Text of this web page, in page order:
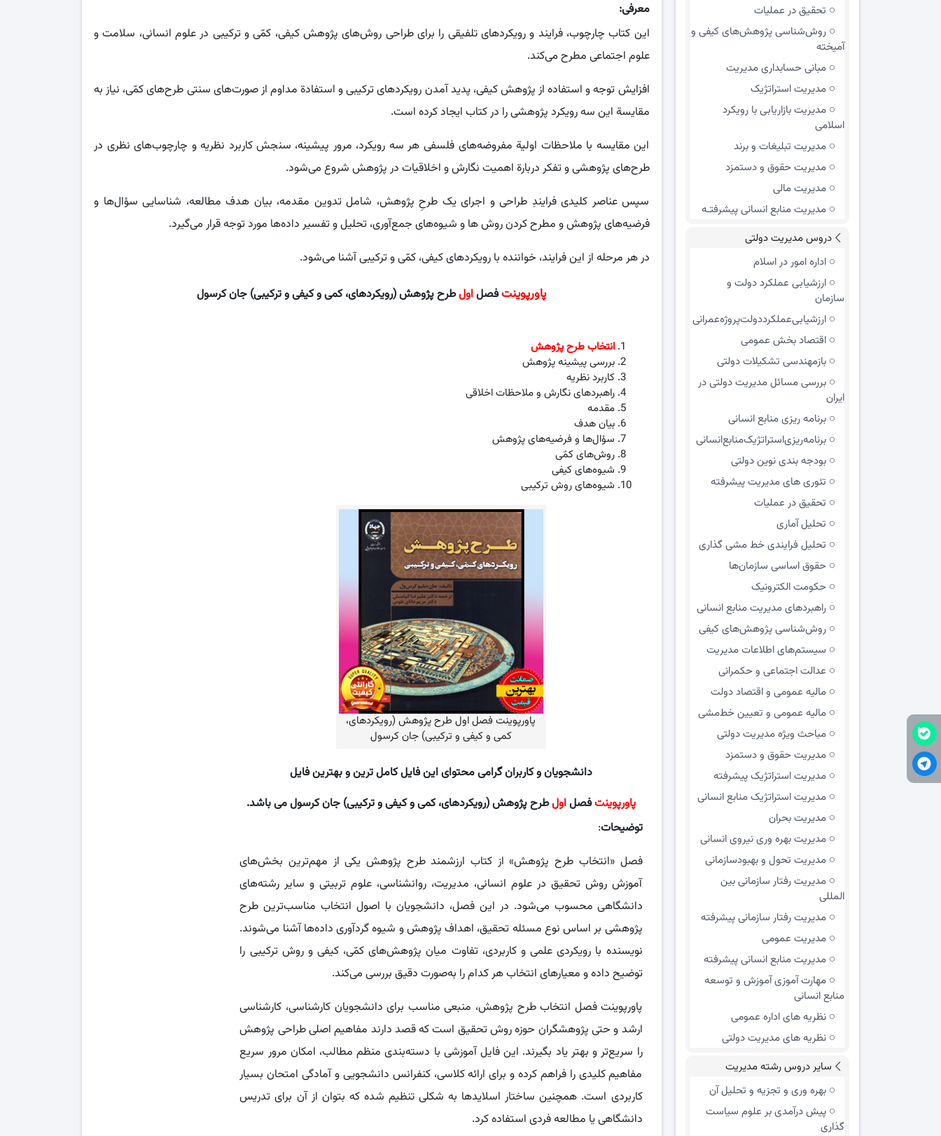
معرفی:
این کتاب چارچوب، فرایند و رویکردهای تلفیقی را برای طراحی روش‌های پژوهش کیفی، کمّی و ترکیبی در علوم انسانی، سلامت و
علوم اجتماعی مطرح می‌کند.
افزایش توجه و استفاده از پژوهش کیفی، پدید آمدن رویکردهای ترکیبی و استفادة مداوم از صورت‌های سنتی طرح‌های کمّی، نیاز به
مقایسة این سه رویکرد پژوهشی را در کتاب ایجاد کرده است.
این مقایسه با ملاحظات اولیة مفروضه‌های فلسفی هر سه رویکرد، مرور پیشینه، سنجش کاربرد نظریه و چارچوب‌های نظری در
طرح‌های پژوهشی و تفکر دربارة اهمیت نگارش و اخلاقیات در پژوهش شروع می‌شود.
سپس عناصر کلیدی فرایندِ طراحی و اجرای یک طرحِ پژوهش، شامل تدوین مقدمه، بیان هدف مطالعه، شناسایی سؤال‌ها و
فرضیه‌های پژوهش و مطرح کردن روش ها و شیوه‌های جمع‌آوری، تحلیل و تفسیر داده‌ها مورد توجه قرار می‌گیرد.
در هر مرحله از این فرایند، خواننده با رویکردهای کیفی، کمّی و ترکیبی آشنا می‌شود.
پاورپوینتفصلاولطرح پژوهش (رویکردهای، کمی و کیفی و ترکیبی) جان کرسول
انتخاب طرح پژوهش
بررسی پیشینه پژوهش
کاربرد نظریه
راهبردهای نگارش و ملاحظات اخلاقی
مقدمه
بیان هدف
سؤال‌ها و فرضیه‌های پژوهش
روش‌های کمّی
شیوه‌های کیفی
شیوه‌های روش‌ ترکیبی
پاورپوینت فصل اول طرح پژوهش (رویکردهای،
کمی و کیفی و ترکیبی) جان کرسول
دانشجویان و کاربران گرامی محتوای این فایل کامل ترین و بهترین فایل
پاورپوینتفصلاولطرح پژوهش (رویکردهای، کمی و کیفی و ترکیبی) جان کرسول می باشد.
توضیحات:
فصل «انتخاب طرح پژوهش» از کتاب ارزشمند طرح پژوهش یکی از مهم‌ترین بخش‌های
آموزش روش تحقیق در علوم انسانی، مدیریت، روانشناسی، علوم تربیتی و سایر رشته‌های
دانشگاهی محسوب می‌شود. در این فصل، دانشجویان با اصول انتخاب مناسب‌ترین طرح
پژوهشی بر اساس نوع مسئله تحقیق، اهداف پژوهش و شیوه گردآوری داده‌ها آشنا می‌شوند.
نویسنده با رویکردی علمی و کاربردی، تفاوت میان پژوهش‌های کمّی، کیفی و روش ترکیبی را
توضیح داده و معیارهای انتخاب هر کدام را به‌صورت دقیق بررسی می‌کند.
پاورپوینت فصل انتخاب طرح پژوهش، منبعی مناسب برای دانشجویان کارشناسی، کارشناسی
ارشد و حتی پژوهشگران حوزه روش تحقیق است که قصد دارند مفاهیم اصلی طراحی پژوهش
را سریع‌تر و بهتر یاد بگیرند. این فایل آموزشی با دسته‌بندی منظم مطالب، امکان مرور سریع
مفاهیم کلیدی را فراهم کرده و برای ارائه کلاسی، کنفرانس دانشجویی و آمادگی امتحان بسیار
کاربردی است. همچنین ساختار اسلایدها به شکلی تنظیم شده که بتوان از آن برای تدریس
دانشگاهی یا مطالعه فردی استفاده کرد.
تحقیق در عملیات
روش‌شناسی پژوهش‌های کیفی و
آمیخته
مبانی حسابداری مدیریت
مدیریت استراتژیک
مدیریت بازاریابی با رویکرد
اسلامی
مدیریت تبلیغات و برند
مدیریت حقوق و دستمزد
مدیریت مالی
مدیریت منابع انسانی پیشرفتـه
دروس مدیریت دولتی
اداره امور در اسلام
ارزشیابی عملکرد دولت و
سازمان
ارزشیابی‌عملکرد‌دولت‌پروژه‌عمرانی
اقتصاد بخش عمومی
بازمهندسی تشکیلات دولتی
بررسی مسائل مدیریت دولتی در
ایران
برنامه ریزی منابع انسانی
برنامه‌ریزی‌استراتژیک‌منابع‌انسانی
بودجه بندی نوین دولتی
تئوری های مدیریت پیشرفته
تحقیق در عملیات
تحلیل آماری
تحلیل فرایندی خط مشی گذاری
حقوق اساسی سازمان‌ها
حکومت الکترونیک
راهبردهای مدیریت منابع انسانی
روش‌شناسی پژوهش‌های کیفی
سیستم‌های اطلاعات مدیریت
عدالت اجتماعی و حکمرانی
مالیه عمومی و اقتصاد دولت
مالیه عمومی و تعیین خط‌مشی
مباحث ویژه مدیریت دولتی
مديريت حقوق و دستمزد
مدیریت استراتژیک پیشرفته
مدیریت استراتژیک منابع انسانی
مدیریت بحران
مدیریت بهره وری نیروی انسانی
مدیریت تحول و بهبود‌سازمانی
مدیریت رفتار سازمانی بین
المللی
مدیریت رفتار سازمانی پیشرفته
مدیریت عمومی
مدیریت منابع انسانی پیشرفته
مهارت آموزی آموزش و توسعه
منابع انسانی
نظریه های اداره عمومی
نظریه های مدیریت دولتی
سایر دروس رشته مدیریت
بهره وری و تجزیه و تحلیل آن
پیش درآمدی بر علوم سیاست
گذاری